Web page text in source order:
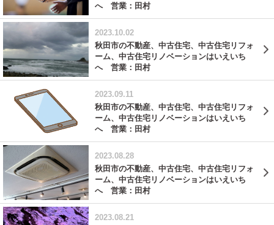
へ 営業：田村
2023.10.02
秋田市の不動産、中古住宅、中古住宅リフォ
ーム、中古住宅リノベーションはいえいち
へ 営業：田村
2023.09.11
秋田市の不動産、中古住宅、中古住宅リフォ
ーム、中古住宅リノベーションはいえいち
へ 営業：田村
2023.08.28
秋田市の不動産、中古住宅、中古住宅リフォ
ーム、中古住宅リノベーションはいえいち
へ 営業：田村
2023.08.21